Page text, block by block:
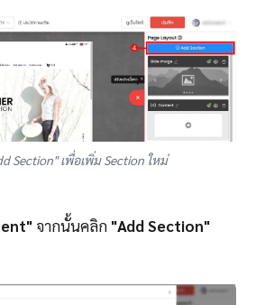
Section" เพื่อเพิ่ม Section ใหม่
จากนั้นคลิก "Add Section"